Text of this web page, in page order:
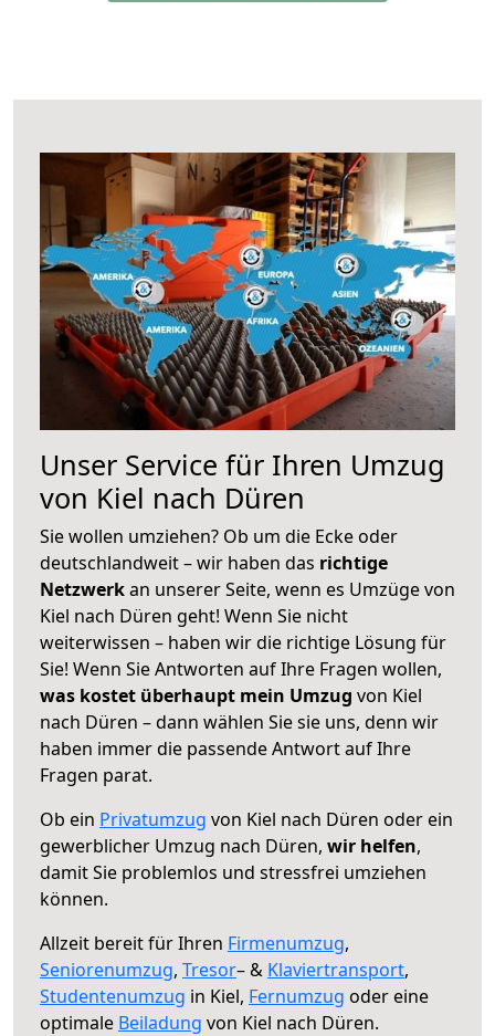
Unser Service für Ihren Umzug
von Kiel nach Düren
Sie wollen umziehen? Ob um die Ecke oder
deutschlandweit – wir haben das richtige
Netzwerkan unserer Seite, wenn es Umzüge von
Kiel nach Düren geht! Wenn Sie nicht
weiterwissen – haben wir die richtige Lösung für
Sie! Wenn Sie Antworten auf Ihre Fragen wollen,
was kostet überhaupt mein Umzug von Kiel
nach Düren – dann wählen Sie sie uns, denn wir
haben immer die passende Antwort auf Ihre
Fragen parat.
Ob ein Privatumzug von Kiel nach Düren oder ein
gewerblicher Umzug nach Düren, wir helfen,
damit Sie problemlos und stressfrei umziehen
können.
Allzeit bereit für Ihren Firmenumzug,
Seniorenumzug, Tresor– & Klaviertransport,
Studentenumzug in Kiel, Fernumzug oder eine
optimale Beiladung von Kiel nach Düren.